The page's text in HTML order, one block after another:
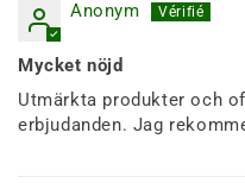
Anonym
Mycket nöjd
Utmärkta produkter och
erbjudanden. Jag